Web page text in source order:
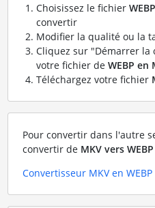
Choisissez le fichier WEBP
convertir
Modifier la qualité ou la
Cliquez sur "Démarrer
votre fichier de WEBP en
Téléchargez votre fichier
Pour convertir dans l'autre
convertir de MKV vers WEBP
Convertisseur MKV en WEBP